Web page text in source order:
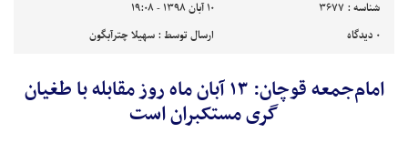
شناسه : 3677
۱۰ آبان ۱۳۹۸ - ۱۹:۰۸
۰ دیدگاه ارسال توسط :سهیلا چترآبگون
امام‌جمعه قوچان: ۱۳ آبان ماه ‌روز مقابله با طغیان
گری مستکبران است